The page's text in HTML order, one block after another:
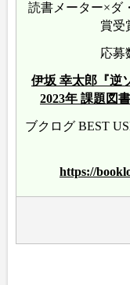
読書メーター×ダ
賞受
応募
伊坂 幸太郎『逆
2023年 課題図
ブクログ BEST
https://